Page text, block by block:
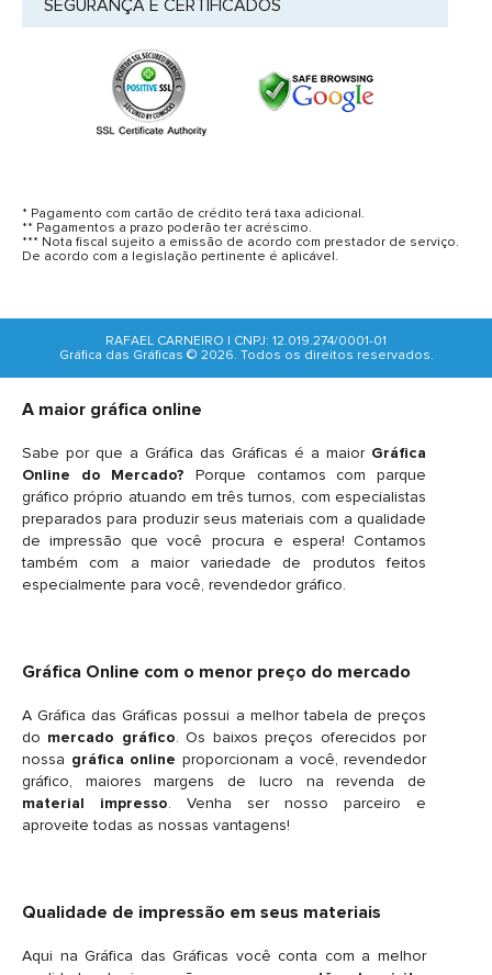
SEGURANÇA E CERTIFICADOS
* Pagamento com cartão de crédito terá taxa adicional.
** Pagamentos a prazo poderão ter acréscimo.
*** Nota fiscal sujeito a emissão de acordo com prestador de serviço.
De acordo com a legislação pertinente é aplicável.
RAFAEL CARNEIRO | CNPJ: 12.019.274/0001-01
Gráfica das Gráficas © 2026. Todos os direitos reservados.
A maior gráfica online
Sabe por que a Gráfica das Gráficas é a maior Gráfica
Online do Mercado? Porque contamos com parque
gráfico próprio atuando em três turnos, com especialistas
preparados para produzir seus materiais com a qualidade
de impressão que você procura e espera! Contamos
também com a maior variedade de produtos feitos
especialmente para você, revendedor gráfico.
Gráfica Online com o menor preço do mercado
A Gráfica das Gráficas possui a melhor tabela de preços
do mercado gráfico. Os baixos preços oferecidos por
nossa gráfica online proporcionam a você, revendedor
gráfico, maiores margens de lucro na revenda de
material impresso. Venha ser nosso parceiro e
aproveite todas as nossas vantagens!
Qualidade de impressão em seus materiais
Aqui na Gráfica das Gráficas você conta com a melhor